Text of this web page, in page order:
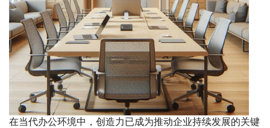
在当代办公环境中，创造力已成为推动企业持续发展的关键